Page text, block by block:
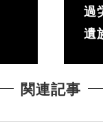
過
遺
関連記事